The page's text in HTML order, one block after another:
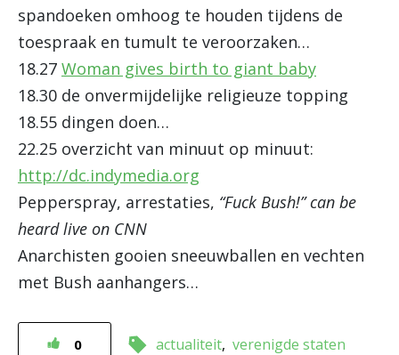
spandoeken omhoog te houden tijdens de
toespraak en tumult te veroorzaken…
18.27 Woman gives birth to giant baby
18.30 de onvermijdelijke religieuze topping
18.55 dingen doen…
22.25 overzicht van minuut op minuut:
http://dc.indymedia.org
Pepperspray, arrestaties, “Fuck Bush!” can be
heard live on CNN
Anarchisten gooien sneeuwballen en vechten
met Bush aanhangers…
0 actualiteit verenigde staten